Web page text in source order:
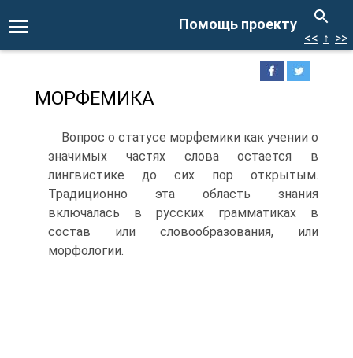
Помощь проекту
<< ↑ >>
МОРФЕМИКА
Вопрос о статусе морфемики как учении о
значимых частях слова остается в
лингвистике до сих пор открытым.
Традиционно эта область знания
включалась в русских грамматиках в
состав или словообразования, или
морфологии.